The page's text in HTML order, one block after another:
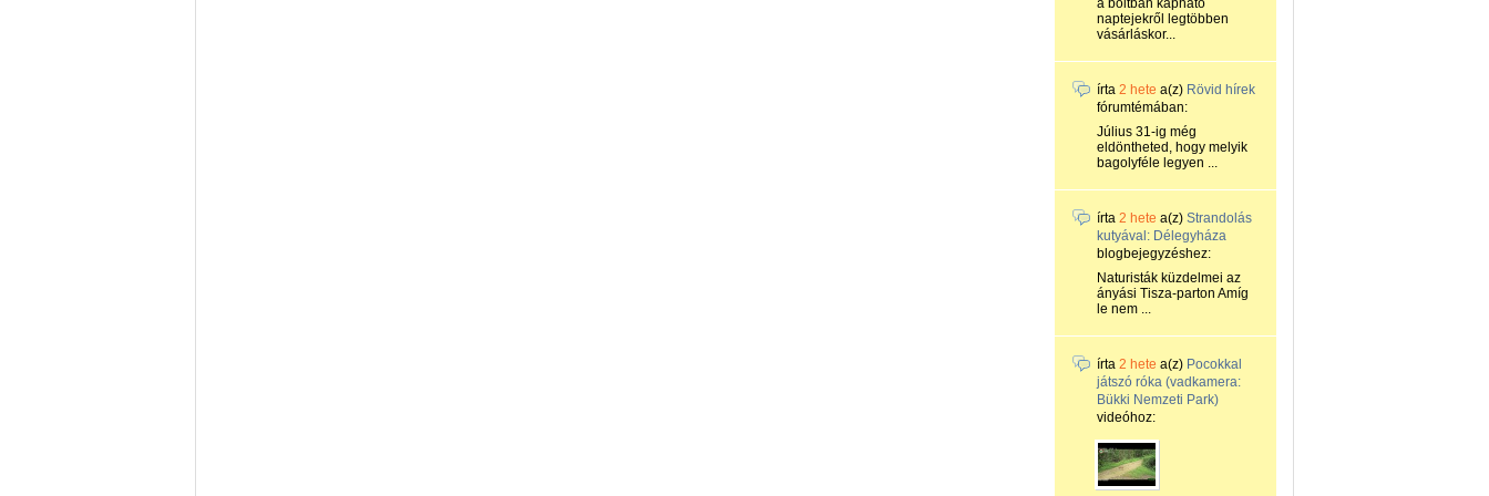
a boltban kapható
naptejekről legtöbben
vásárláskor...
írta 2 hete a(z) Rövid hírek
fórumtémában:
Július 31-ig még
eldöntheted, hogy melyik
bagolyféle legyen ...
írta 2 hete a(z) Strandolás
kutyával: Délegyháza
blogbejegyzéshez:
Naturisták küzdelmei az
ányási Tisza-parton Amíg
le nem ...
írta 2 hete a(z) Pocokkal
játszó róka (vadkamera:
Bükki Nemzeti Park)
videóhoz: